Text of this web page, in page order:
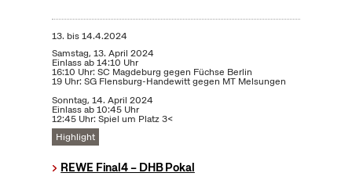
13. bis14.4.2024
Samstag, 13. April 2024
Einlass ab 14:10 Uhr
16:10 Uhr: SC Magdeburg gegen Füchse Berlin
19 Uhr: SG Flensburg-Handewitt gegen MT Melsungen
Sonntag, 14. April 2024
Einlass ab 10:45 Uhr
12:45 Uhr: Spiel um Platz 3<
Highlight
REWE Final4 – DHB Pokal